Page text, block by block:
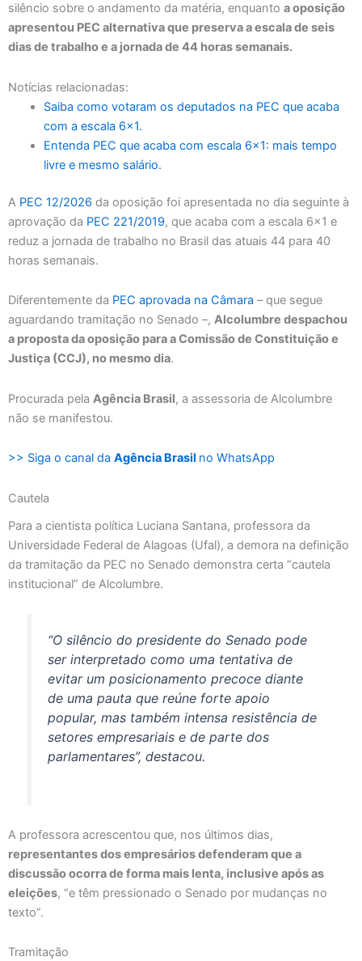
silêncio sobre o andamento da matéria, enquanto a oposição
apresentou PEC alternativa que preserva a escala de seis
dias de trabalho e a jornada de 44 horas semanais.
Notícias relacionadas:
Saiba como votaram os deputados na PEC que acaba
com a escala 6×1.
Entenda PEC que acaba com escala 6×1: mais tempo
livre e mesmo salário.
A PEC 12/2026 da oposição foi apresentada no dia seguinte à
aprovação da PEC 221/2019, que acaba com a escala 6×1 e
reduz a jornada de trabalho no Brasil das atuais 44 para 40
horas semanais.
Diferentemente da PEC aprovada na Câmara – que segue
aguardando tramitação no Senado –, Alcolumbre despachou
a proposta da oposição para a Comissão de Constituição e
Justiça (CCJ), no mesmo dia.
Procurada pela Agência Brasil, a assessoria de Alcolumbre
não se manifestou.
>> Siga o canal da Agência Brasil no WhatsApp
Cautela
Para a cientista política Luciana Santana, professora da
Universidade Federal de Alagoas (Ufal), a demora na definição
da tramitação da PEC no Senado demonstra certa “cautela
institucional” de Alcolumbre.
“O silêncio do presidente do Senado pode
ser interpretado como uma tentativa de
evitar um posicionamento precoce diante
de uma pauta que reúne forte apoio
popular, mas também intensa resistência de
setores empresariais e de parte dos
parlamentares”, destacou.
A professora acrescentou que, nos últimos dias,
representantes dos empresários defenderam que a
discussão ocorra de forma mais lenta, inclusive após as
eleições, “e têm pressionado o Senado por mudanças no
texto”.
Tramitação